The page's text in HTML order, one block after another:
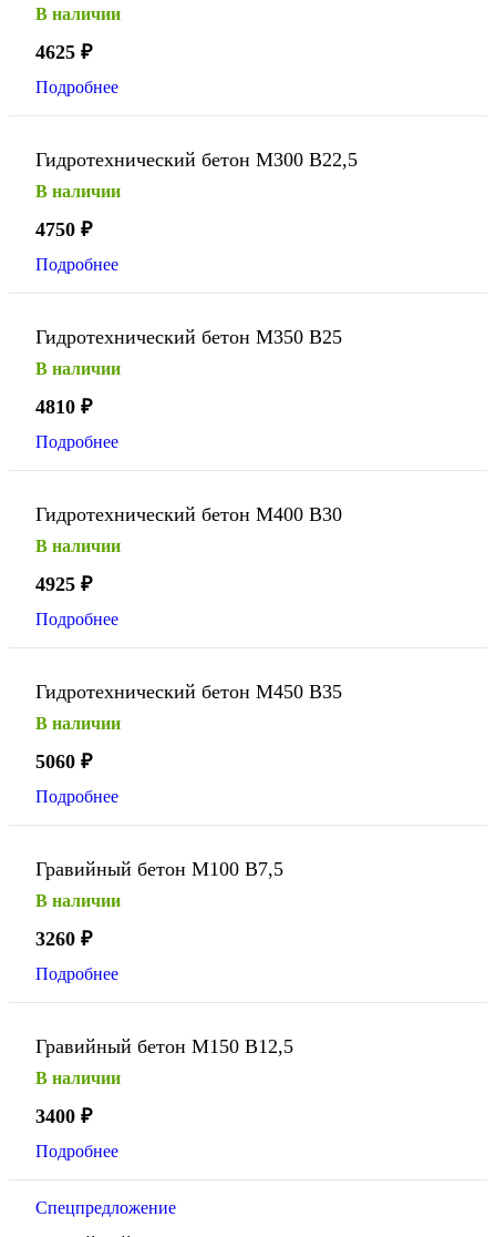
В наличии
4625 ₽
Подробнее
Гидротехнический бетон М300 В22,5
В наличии
4750 ₽
Подробнее
Гидротехнический бетон М350 В25
В наличии
4810 ₽
Подробнее
Гидротехнический бетон М400 В30
В наличии
4925 ₽
Подробнее
Гидротехнический бетон М450 В35
В наличии
5060 ₽
Подробнее
Гравийный бетон М100 В7,5
В наличии
3260 ₽
Подробнее
Гравийный бетон М150 В12,5
В наличии
3400 ₽
Подробнее
Спецпредложение